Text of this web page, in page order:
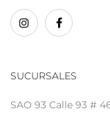
SUCURSALES
SAO 93 Calle 93 #